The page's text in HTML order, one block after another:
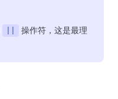
操作符，这是最理